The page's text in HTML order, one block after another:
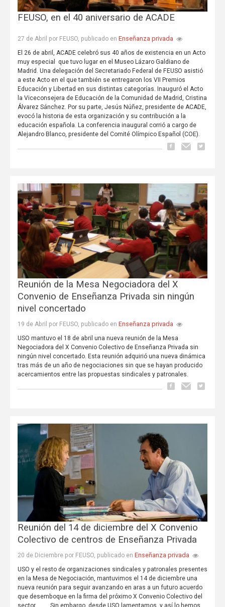
FEUSO, en el 40 aniversario de ACADE
27 de Abril por FEUSO, publicado en Enseñanza privada
El 26 de abril, ACADE celebró sus 40 años de existencia en un Acto
muy especial que tuvo lugar en el Museo Lázaro Galdiano de
Madrid. Una delegación del Secretariado Federal de FEUSO asistió
a este Acto en el que también se entregaron los VII Premios
Educación y Libertad en sus distintas categorías. Inauguró el Acto
la Viceconsejera de Educación de la Comunidad de Madrid, Cristina
Álvarez Sánchez. Por su parte, Jesús Núñez, presidente de ACADE,
evocó la historia de esta organización y su contribución a la
educación española. La conferencia inaugural corrió a cargo de
Alejandro Blanco, presidente del Comité Olímpico Español (COE).
Reunión de la Mesa Negociadora del X
Convenio de Enseñanza Privada sin ningún
nivel concertado
19 de Abril por FEUSO, publicado en Enseñanza privada
USO mantuvo el 18 de abril una nueva reunión de la Mesa
Negociadora del X Convenio Colectivo de Enseñanza Privada sin
ningún nivel concertado. Esta reunión adquirió una nueva dinámica
tras más de un año de negociaciones sin que se hayan producido
acercamientos entre las propuestas sindicales y patronales.
Reunión del 14 de diciembre del X Convenio
Colectivo de centros de Enseñanza Privada
20 de Diciembre por FEUSO, publicado en Enseñanza privada
USO y el resto de organizaciones sindicales y patronales presentes
en la Mesa de Negociación, mantuvimos el 14 de diciembre una
nueva reunión para seguir avanzando en aras a un futuro acuerdo
que desemboque en la firma del próximo X Convenio Colectivo del
sector. Sin embargo, desde USO lamentamos, y así lo hemos